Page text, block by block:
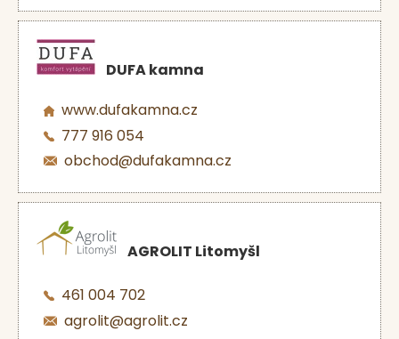
DUFA kamna
www.dufakamna.cz
777 916 054
obchod@dufakamna.cz
AGROLIT Litomyšl
461 004 702
agrolit@agrolit.cz